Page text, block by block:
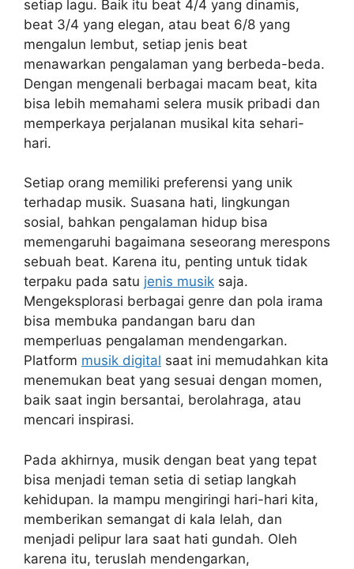
setiap lagu. Baik itu beat 4/4 yang dinamis,
beat 3/4 yang elegan, atau beat 6/8 yang
mengalun lembut, setiap jenis beat
menawarkan pengalaman yang berbeda-beda.
Dengan mengenali berbagai macam beat, kita
bisa lebih memahami selera musik pribadi dan
memperkaya perjalanan musikal kita sehari-
hari.
Setiap orang memiliki preferensi yang unik
terhadap musik. Suasana hati, lingkungan
sosial, bahkan pengalaman hidup bisa
memengaruhi bagaimana seseorang merespons
sebuah beat. Karena itu, penting untuk tidak
terpaku pada satu jenis musik saja.
Mengeksplorasi berbagai genre dan pola irama
bisa membuka pandangan baru dan
memperluas pengalaman mendengarkan.
Platform musik digital saat ini memudahkan kita
menemukan beat yang sesuai dengan momen,
baik saat ingin bersantai, berolahraga, atau
mencari inspirasi.
Pada akhirnya, musik dengan beat yang tepat
bisa menjadi teman setia di setiap langkah
kehidupan. Ia mampu mengiringi hari-hari kita,
memberikan semangat di kala lelah, dan
menjadi pelipur lara saat hati gundah. Oleh
karena itu, teruslah mendengarkan,